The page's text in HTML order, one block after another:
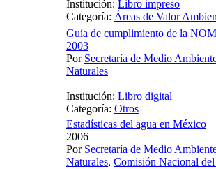
Institución: Libro impreso
Categoría: Áreas de Valor
Guía de cumplimiento de la
2003
Por Secretaría de Medio
Naturales
Institución: Libro digital
Categoría: Otros
Estadísticas del agua en México
2006
Por Secretaría de Medio
Naturales, Comisión Nacional